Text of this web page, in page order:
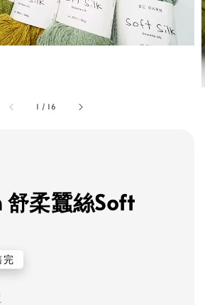
1 / 16
舒柔蠶絲Soft
完